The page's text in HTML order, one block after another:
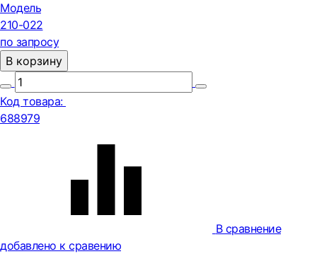
Модель
210-022
по запросу
В корзину
Код товара:
688979
В сравнение
добавлено к сравению